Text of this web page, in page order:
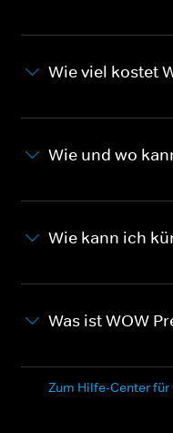
Wie viel kostet
Wie und wo
Wie kann ich
Was ist WOW
Zum Hilfe-Center